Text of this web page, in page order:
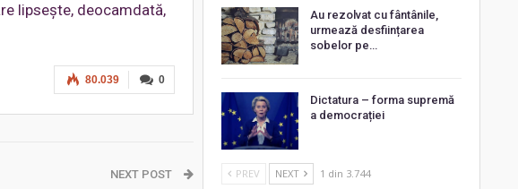
lipseşte, deocamdată,
0
80.039
NEXT POST
Au rezolvat cu fântânile,
urmează desființarea
sobelor pe…
Dictatura – forma supremă
a democrației
PREV NEXT 1 din 3.744